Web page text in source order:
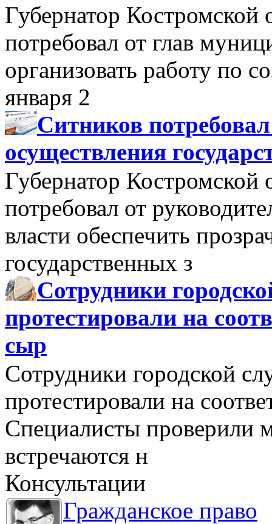
Губернатор Костромской
потребовал от глав
организовать работу по
января 2
Ситников
осуществления
Губернатор Костромской
потребовал от
власти обеспечить
государственных з
Сотрудники
протестировали на
сыр
Сотрудники городской
протестировали на
Специалисты проверили
встречаются н
Консультации
Гражданское право